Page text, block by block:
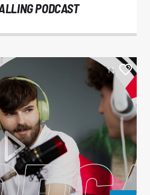
PODCAST
11